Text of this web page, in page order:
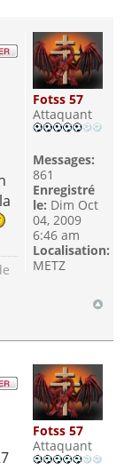
Fotss 57
Attaquant
Messages:
861
Enregistré
le: Dim Oct
04, 2009
6:46 am
Localisation:
METZ
Fotss 57
Attaquant